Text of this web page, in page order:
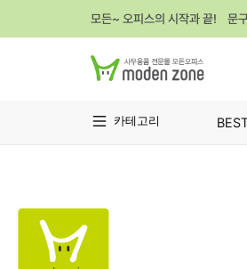
모든~ 오피스의 시작과 끝! 문
카테고리